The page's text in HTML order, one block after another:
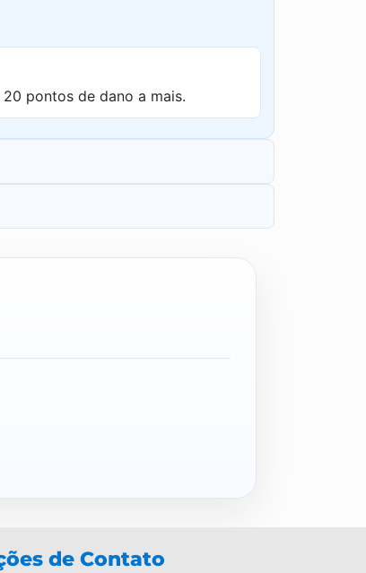
pontos de dano a mais.
de Contato